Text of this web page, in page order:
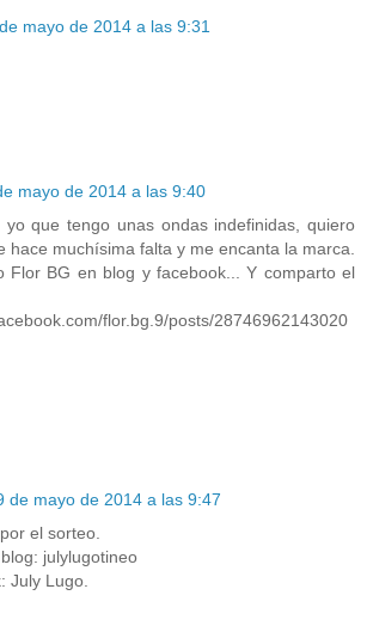
mayo de 2014 a las 9:31
mayo de 2014 a las 9:40
yo que tengo unas ondas indefinidas, quiero
hace muchísima falta y me encanta la marca.
Flor BG en blog y facebook... Y comparto el
flor.bg.9/posts/28746962143020
de mayo de 2014 a las 9:47
el sorteo.
julylugotineo
July Lugo.